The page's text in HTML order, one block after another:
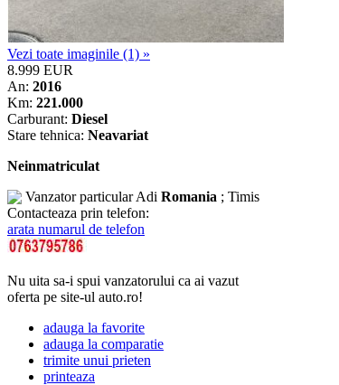
Vezi toate imaginile (1) »
8.999 EUR
An: 2016
Km: 221.000
Carburant: Diesel
Stare tehnica: Neavariat
Neinmatriculat
Vanzator particularAdi Romania ; Timis
Contacteaza prin telefon:
arata numarul de telefon
Nu uita sa-i spui vanzatorului ca ai vazut
oferta pe site-ul auto.ro!
adauga la favorite
adauga la comparatie
trimite unui prieten
printeaza